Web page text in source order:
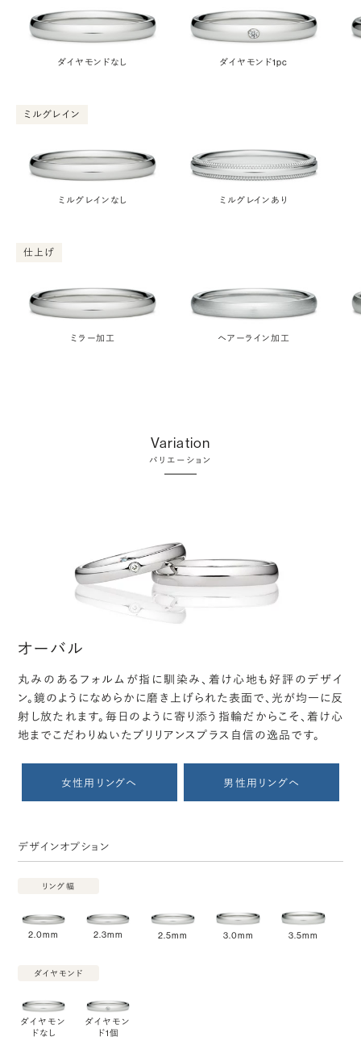
ダイヤモンドなし ダイヤモンド1pc
ミルグレイン
ミルグレインなし ミルグレインあり
仕上げ
ミラー加工 ヘアーライン加工
Variation
バリエーション
オーバル
丸みのあるフォルムが指に馴染み、着け心地も好評のデザイ
ン。鏡のようになめらかに磨き上げられた表面で、光が均一に反
射し放たれます。毎日のように寄り添う指輪だからこそ、着け心
地までこだわりぬいたブリリアンスプラス自信の逸品です。
女性用リングへ 男性用リングへ
デザインオプション
リング幅
2.0mm 2.3mm 2.5mm 3.0mm 3.5mm
ダイヤモンド
ダイヤモン
ドなし
ダイヤモン
ド1個